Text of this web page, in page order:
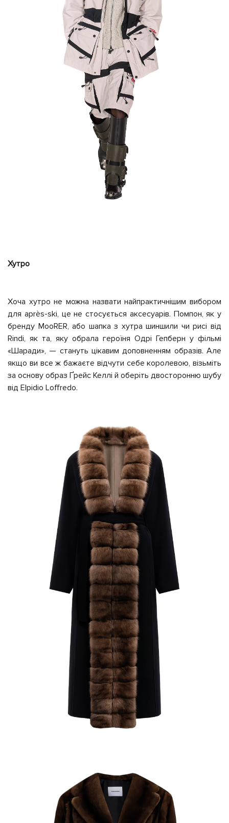
Хутро
Хоча хутро не можна назвати найпрактичнішим вибором
для après-ski, це не стосується аксесуарів. Помпон, як у
бренду MooRER, або шапка з хутра шиншили чи рисі від
Rindi, як та, яку обрала героїня Одрі Гепберн у фільмі
«Шаради», — стануть цікавим доповненням образів. Але
якщо ви все ж бажаєте відчути себе королевою, візьміть
за основу образ Ґрейс Келлі й оберіть двосторонню шубу
від Elpidio Loffredo.